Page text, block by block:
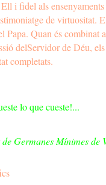
i fidel als
de virtuositat.
Papa. Quan és combinat
delServidor de Déu,
completats.
lo que cueste!...
Germanes Mínimes de